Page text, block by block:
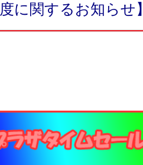
に関するお知らせ